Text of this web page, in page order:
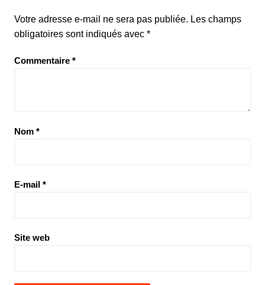
Votre adresse e-mail ne sera pas publiée. Les champs
obligatoires sont indiqués avec *
Commentaire *
Nom *
E-mail *
Site web